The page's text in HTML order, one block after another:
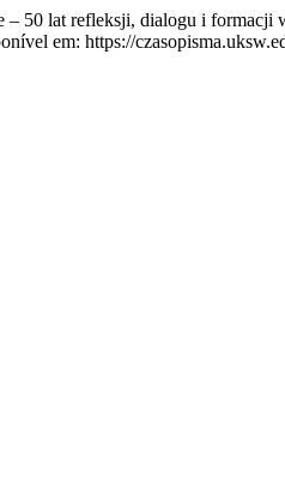
– 50 lat refleksji, dialogu i formacji
em: https://